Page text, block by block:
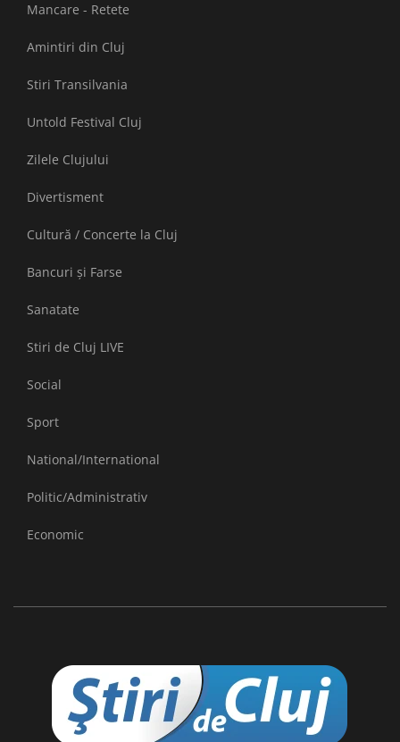
Mancare - Retete
Amintiri din Cluj
Stiri Transilvania
Untold Festival Cluj
Zilele Clujului
Divertisment
Cultură / Concerte la Cluj
Bancuri și Farse
Sanatate
Stiri de Cluj LIVE
Social
Sport
National/International
Politic/Administrativ
Economic